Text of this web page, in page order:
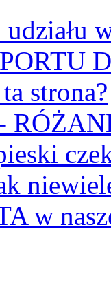
udziału
strona?
w